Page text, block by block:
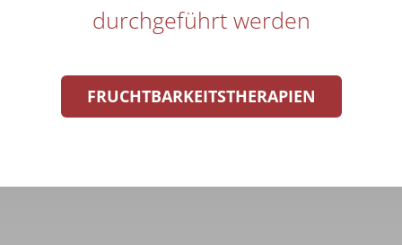
durchgeführt werden
FRUCHTBARKEITSTHERAPIEN